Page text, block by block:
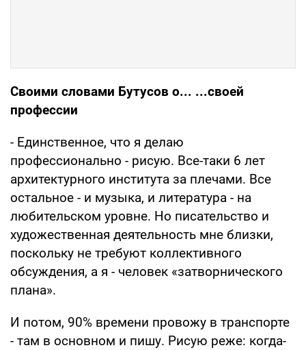
Своими словами Бутусов о... ...своей
профессии
- Единственное, что я делаю
профессионально - рисую. Все-таки 6 лет
архитектурного института за плечами. Все
остальное - и музыка, и литература - на
любительском уровне. Но писательство и
художественная деятельность мне близки,
поскольку не требуют коллективного
обсуждения, а я - человек «затворнического
плана».
И потом, 90% времени провожу в транспорте
- там в основном и пишу. Рисую реже: когда-